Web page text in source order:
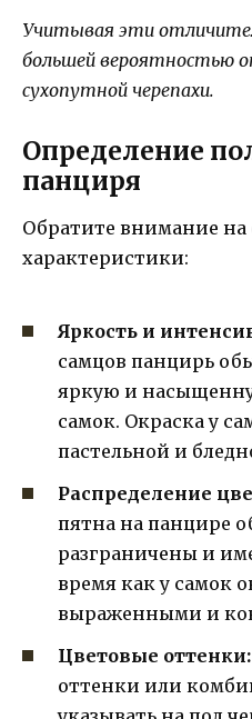
Учитывая эти
большей вероятностью
сухопутной черепахи.
Определение
панциря
Обратите внимание
характеристики:
Яркость и
самцов панцирь
яркую и
самок. Окраска у
пастельной и
Распределение
пятна на панцире
разграничены и
время как у самок
выраженными и
Цветовые оттенки:
оттенки или